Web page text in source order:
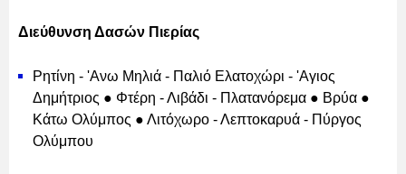
Διεύθυνση Δασών Πιερίας
Ρητίνη - 'Ανω Μηλιά - Παλιό Ελατοχώρι - 'Αγιος
Δημήτριος ● Φτέρη - Λιβάδι - Πλατανόρεμα ● Βρύα ●
Κάτω Ολύμπος ● Λιτόχωρο - Λεπτοκαρυά - Πύργος
Ολύμπου